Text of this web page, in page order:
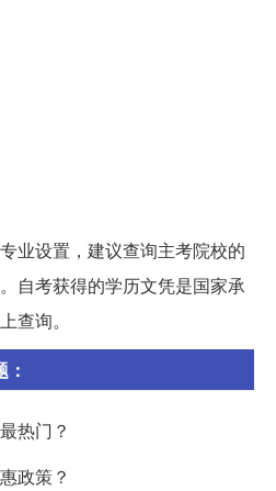
业设置，建议查询主考院校的
自考获得的学历文凭是国家承
查询。
热门？
政策？